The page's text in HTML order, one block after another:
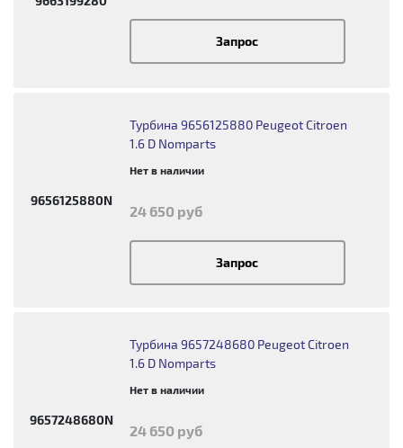
Запрос
9656125880N
Турбина 9656125880 Peugeot Citroen
1.6 D Nomparts
Нет в наличии
24 650 руб
Запрос
9657248680N
Турбина 9657248680 Peugeot Citroen
1.6 D Nomparts
Нет в наличии
24 650 руб